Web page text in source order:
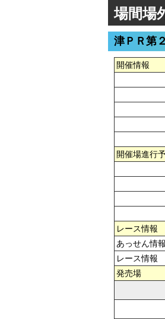
場間場
津ＰＲ第
開催情報
開催場進行
レース情報
あっせん情報
レース情報
発売場